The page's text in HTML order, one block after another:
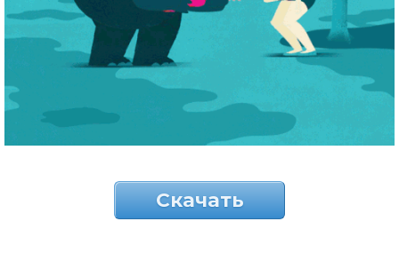
Скачать